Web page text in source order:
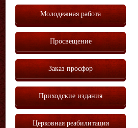
Молодежная работа
Просвещение
Заказ просфор
Приходские издания
Церковная реабилитация